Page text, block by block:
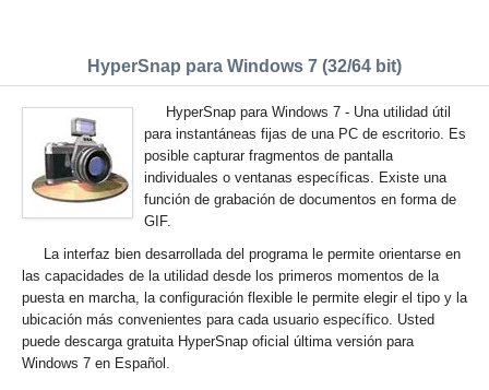
HyperSnap para Windows 7 (32/64 bit)
HyperSnap para Windows 7 - Una utilidad útil
para instantáneas fijas de una PC de escritorio. Es
posible capturar fragmentos de pantalla
individuales o ventanas específicas. Existe una
función de grabación de documentos en forma de
GIF.
La interfaz bien desarrollada del programa le permite orientarse en
las capacidades de la utilidad desde los primeros momentos de la
puesta en marcha, la configuración flexible le permite elegir el tipo y la
ubicación más convenientes para cada usuario específico. Usted
puede descarga gratuita HyperSnap oficial última versión para
Windows 7 en Español.